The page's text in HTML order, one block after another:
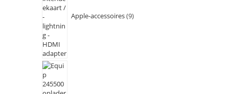
Apple-accessoires 9